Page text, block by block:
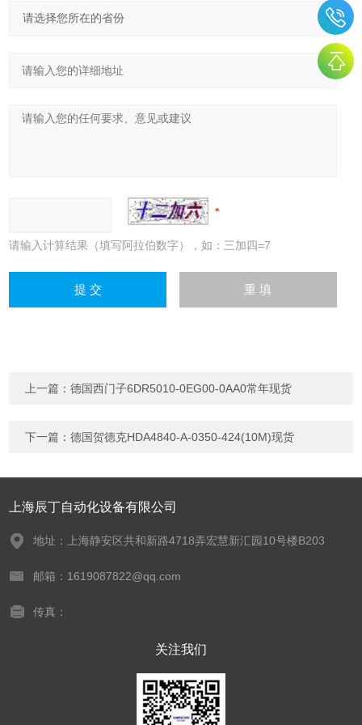
请输入计算结果（填写阿拉伯数字），如：三加四=7
上一篇：德国西门子6DR5010-0EG00-0AA0常年现货
下一篇：德国贺德克HDA4840-A-0350-424(10M)现货
上海辰丁自动化设备有限公司
地址：上海静安区共和新路4718弄宏慧新汇园10号楼B203
邮箱：1619087822@qq.com
传真：
关注我们